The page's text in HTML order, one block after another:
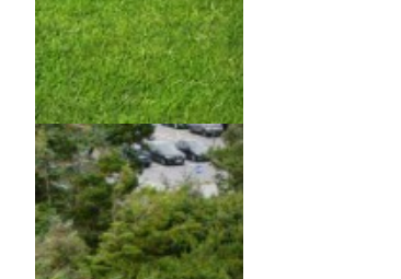
sommerhus hvide sande uge 29
Stort udvalg af sommerhuse i uge 29